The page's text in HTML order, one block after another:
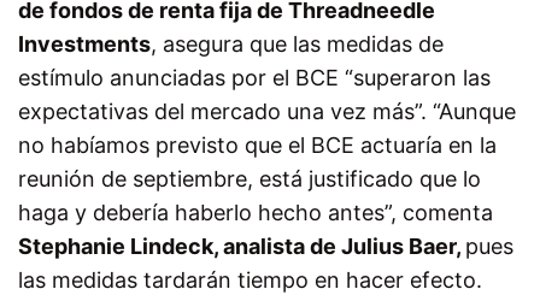
de fondos de renta fija de Threadneedle
Investments, asegura que las medidas de
estímulo anunciadas por el BCE “superaron las
expectativas del mercado una vez más”. “Aunque
no habíamos previsto que el BCE actuaría en la
reunión de septiembre, está justificado que lo
haga y debería haberlo hecho antes”, comenta
Stephanie Lindeck, analista de Julius Baer, pues
las medidas tardarán tiempo en hacer efecto.